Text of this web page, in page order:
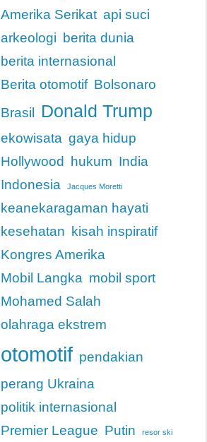
Amerika Serikat api suci
arkeologi berita dunia
berita internasional
Berita otomotif Bolsonaro
Brasil
Donald Trump
ekowisata gaya hidup
Hollywood
hukum India
Indonesia
Jacques Moretti
keanekaragaman hayati
kesehatan
kisah inspiratif
Kongres Amerika
Mobil Langka mobil sport
Mohamed Salah
olahraga ekstrem
otomotif pendakian
perang Ukraina
politik internasional
Premier League Putin resor ski